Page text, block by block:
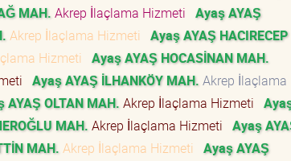
MAH. Akrep İlaçlama Hizmeti Ayaş AYAŞ
Akrep İlaçlama Hizmeti Ayaş AYAŞ HACIRECEP
Hizmeti Ayaş AYAŞ HOCASİNAN MAH.
Ayaş AYAŞ İLHANKÖY MAH. Akrep İlaçlama
AYAŞ OLTAN MAH. Akrep İlaçlama Hizmeti
MAH. Akrep İlaçlama Hizmeti Ayaş
MAH. Akrep İlaçlama Hizmeti Ayaş AYAŞ